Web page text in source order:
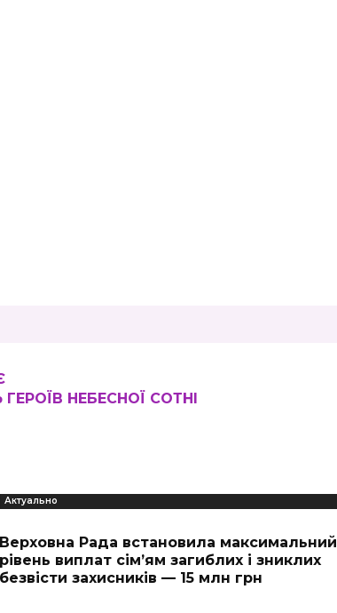
НЕБЕСНОЇ СОТНІ
Актуально
Верховна Рада встановила максимальний
рівень виплат сім’ям загиблих і зниклих
безвісти захисників — 15 млн грн